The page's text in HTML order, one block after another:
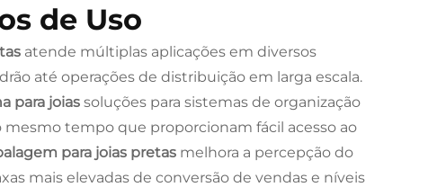
de Uso
atende múltiplas aplicações em diversos
até operações de distribuição em larga escala.
para joias soluções para sistemas de organização
tempo que proporcionam fácil acesso ao
para joias pretas melhora a percepção do
mais elevadas de conversão de vendas e níveis